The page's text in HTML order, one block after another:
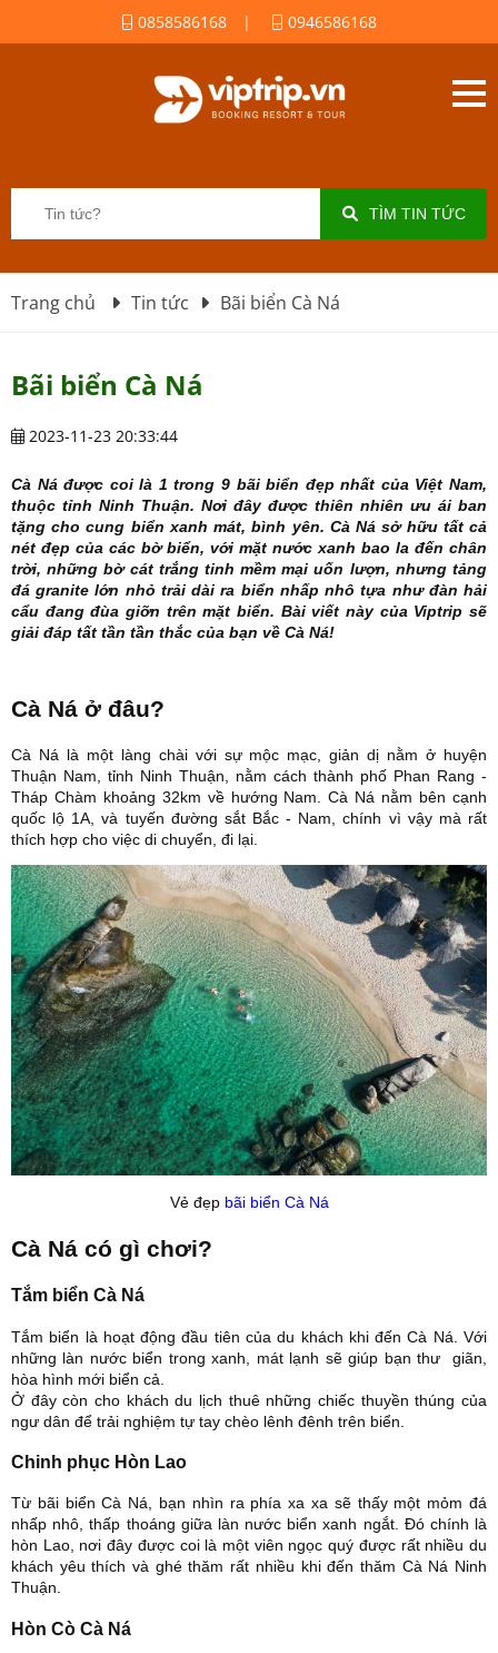
0858586168 | 0946586168
TÌM TIN TỨC
Trang chủ Tin tức Bãi biển Cà Ná
Bãi biển Cà Ná
2023-11-23 20:33:44
Cà Ná được coi là 1 trong 9 bãi biển đẹp nhất của Việt Nam,
thuộc tỉnh Ninh Thuận. Nơi đây được thiên nhiên ưu ái ban
tặng cho cung biển xanh mát, bình yên. Cà Ná sở hữu tất cả
nét đẹp của các bờ biển, với mặt nước xanh bao la đến chân
trời, những bờ cát trắng tinh mềm mại uốn lượn, nhưng tảng
đá granite lớn nhỏ trải dài ra biển nhấp nhô tựa như đàn hải
cẩu đang đùa giỡn trên mặt biển. Bài viết này của Viptrip sẽ
giải đáp tất tần tần thắc của bạn về Cà Ná!
Cà Ná ở đâu?
Cà Ná là một làng chài với sự mộc mạc, giản dị nằm ở huyện
Thuận Nam, tỉnh Ninh Thuận, nằm cách thành phố Phan Rang -
Tháp Chàm khoảng 32km về hướng Nam.Cà Ná nằm bên cạnh
quốc lộ 1A, và tuyến đường sắt Bắc - Nam, chính vì vậy mà rất
thích hợp cho việc di chuyển, đi lại.
Vẻ đẹp bãi biển Cà Ná
Cà Ná có gì chơi?
Tắm biển Cà Ná
Tắm biển là hoạt động đầu tiên của du khách khi đến Cà Ná. Với
những làn nước biển trong xanh, mát lạnh sẽ giúp bạn thư giãn,
hòa hình mới biển cả.
Ở đây còn cho khách du lịch thuê những chiếc thuyền thúng của
ngư dân để trải nghiệm tự tay chèo lênh đênh trên biển.
Chinh phục Hòn Lao
Từ bãi biển Cà Ná, bạn nhìn ra phía xa xa sẽ thấy một mỏm đá
nhấp nhô, thấp thoáng giữa làn nước biển xanh ngắt. Đó chính là
hòn Lao, nơi đây được coi là một viên ngọc quý được rất nhiều du
khách yêu thích và ghé thăm rất nhiều khi đến thăm Cà Ná Ninh
Thuận.
Hòn Cò Cà Ná